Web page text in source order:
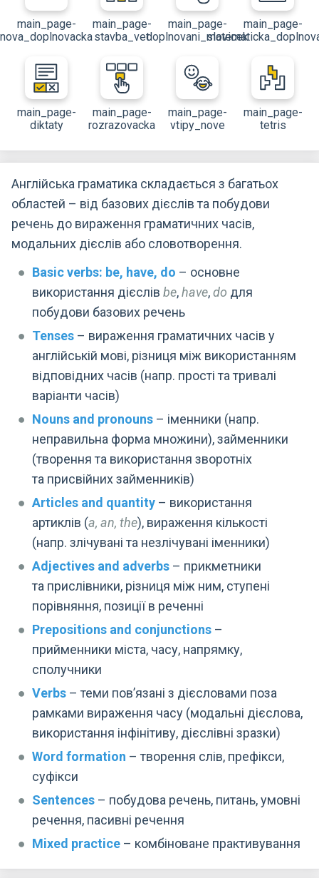
main_page-
nova_doplnovacka
main_page-
stavba_vet
main_page-
doplnovani_slovicek
main_page-
main_page-
diktaty
main_page-
rozrazovacka
main_page-
vtipy_nove
main_page-
tetris
Англійська граматика складається з багатьох
областей – від базових дієслів та побудови
речень до вираження граматичних часів,
модальних дієслів або словотворення.
Basic verbs: be, have, do – основне
використання дієслівbe,have,do для
побудови базових речень
Tenses – вираження граматичних часів у
англійській мові, різниця між використанням
відповідних часів (напр. прості та тривалі
варіанти часів)
Nouns and pronouns – іменники (напр.
неправильна форма множини), займенники
(творення та використання зворотніх
та присвійних займенників)
Articles and quantity – використання
артиклів (a, an, the), вираження кількості
(напр. злічувані та незлічувані іменники)
Adjectives and adverbs – прикметники
та прислівники, різниця між ним, ступені
порівняння, позиції в реченні
Prepositions and conjunctions –
прийменники міста, часу, напрямку,
сполучники
Verbs – теми пов’язані з дієсловами поза
рамками вираження часу (модальні дієслова,
використання інфінітиву, дієслівні зразки)
Word formation – творення слів, префікси,
суфікси
Sentences – побудова речень, питань, умовні
речення, пасивні речення
Mixed practice – комбіноване практивування